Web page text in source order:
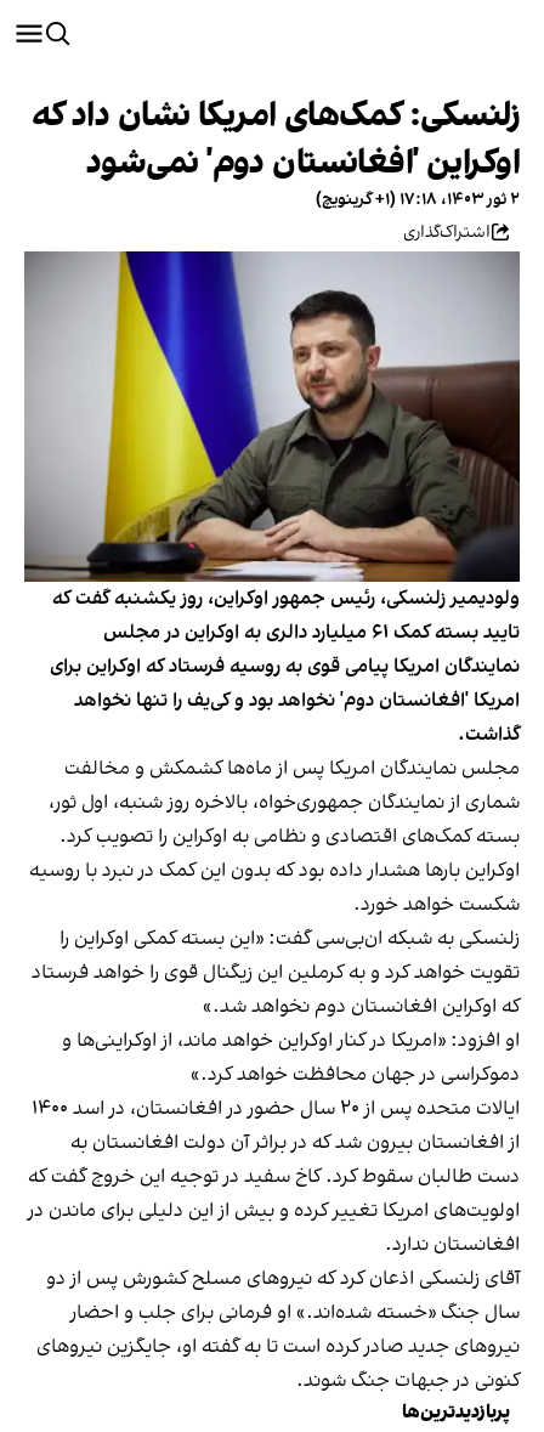
زلنسکی: کمک‌های امریکا نشان داد که
اوکراین 'افغانستان دوم' نمی‌شود
۲ ثور ۱۴۰۳، ۱۷:۱۸ (‎+۱ گرینویچ)
اشتراک‌گذاری
ولودیمیر زلنسکی، رئیس جمهور اوکراین، روز یکشنبه گفت که
تایید بسته کمک ۶۱ میلیارد دالری به اوکراین در مجلس
نمایندگان امریکا پیامی قوی به روسیه فرستاد که اوکراین برای
امریکا 'افغانستان دوم' نخواهد بود و کی‌یف را تنها نخواهد
گذاشت.
مجلس نمایندگان امریکا پس از ماه‌ها کشمکش و مخالفت
شماری از نمایندگان جمهوری‌خواه، بالاخره روز شنبه، اول ثور،
بسته کمک‌های اقتصادی و نظامی به اوکراین را تصویب کرد.
اوکراین بارها هشدار داده بود که بدون این کمک در نبرد با روسیه
شکست خواهد خورد.
زلنسکی به شبکه ان‌بی‌سی گفت: «این بسته کمکی اوکراین را
تقویت خواهد کرد و به کرملین این زیگنال قوی را خواهد فرستاد
که اوکراین افغانستان دوم نخواهد شد.»
او افزود: «امریکا در کنار اوکراین خواهد ماند، از اوکراینی‌ها و
دموکراسی در جهان محافظت خواهد کرد.»
ایالات متحده پس از ۲۰ سال حضور در افغانستان، در اسد ۱۴۰۰
از افغانستان بیرون شد که در براثر آن دولت افغانستان به
دست طالبان سقوط کرد. کاخ سفید در توجیه این خروج گفت که
اولویت‌های امریکا تغییر کرده و بیش از این دلیلی برای ماندن در
افغانستان ندارد.
آقای زلنسکی اذعان کرد که نیروهای مسلح کشورش پس از دو
سال جنگ «خسته شده‌اند.» او فرمانی برای جلب و احضار
نیروهای جدید صادر کرده است تا به گفته او، جایگزین نیروهای
کنونی در جبهات جنگ شوند.
پربازدیدترین‌ها